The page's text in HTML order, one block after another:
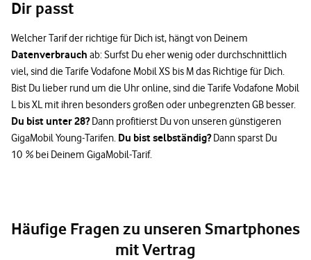
Dir passt
Welcher Tarif der richtige für Dich ist, hängt von Deinem
Datenverbrauch ab: Surfst Du eher wenig oder durchschnittlich
viel, sind die Tarife Vodafone Mobil XS bis M das Richtige für Dich.
Bist Du lieber rund um die Uhr online, sind die Tarife Vodafone Mobil
L bis XL mit ihren besonders großen oder unbegrenzten GB besser.
Du bist unter 28?Dann profitierst Du von unseren günstigeren
GigaMobil Young-Tarifen. Du bist selbständig?Dann sparst Du
10 % bei Deinem GigaMobil-Tarif.
Häufige Fragen zu unseren Smartphones
mit Vertrag